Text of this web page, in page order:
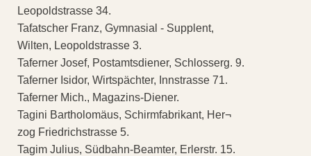
Leopoldstrasse 34.
Tafatscher Franz, Gymnasial - Supplent,
Wilten, Leopoldstrasse 3.
Taferner Josef, Postamtsdiener, Schlosserg. 9.
Taferner Isidor, Wirtspächter, Innstrasse 71.
Taferner Mich., Magazins-Diener.
Tagini Bartholomäus, Schirmfabrikant, Her¬
zog Friedrichstrasse 5.
Tagim Julius, Südbahn-Beamter, Erlerstr. 15.